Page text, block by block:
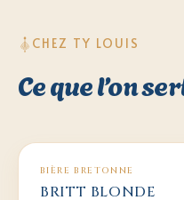
CHEZ TY LOUIS
Ce que l’on
BIÈRE BRETONNE
BRITT BLONDE